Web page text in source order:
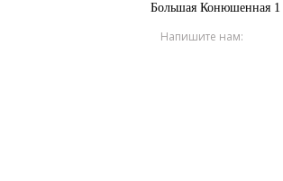
Большая Конюшенная 1
Напишите нам: